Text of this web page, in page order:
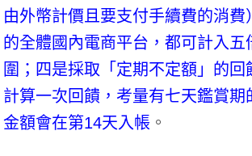
由外幣計價且要支付手續費的消費
的全體國內電商平台，都可計入五
圍；四是採取「定期不定額」的回
計算一次回饋，考量有七天鑑賞期
金額會在第14天入帳 。